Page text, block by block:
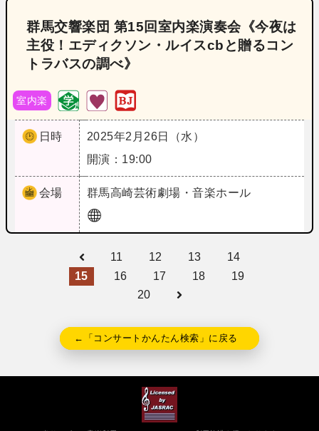
群馬交響楽団 第15回室内楽演奏会《今夜は
主役！エディクソン・ルイスcbと贈るコン
トラバスの調べ》
室内楽
日時
2025年2月26日（水）
開演：19:00
会場 群馬高崎芸術劇場・音楽ホール
11 12 13
14
15
16 17 18
19
20
←「コンサートかんたん検索」に戻る